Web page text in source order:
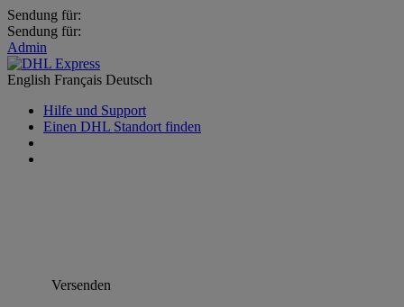
Sendung für:
Sendung für:
Admin
English Français Deutsch
Hilfe und Support
Einen DHL Standort finden
Versenden